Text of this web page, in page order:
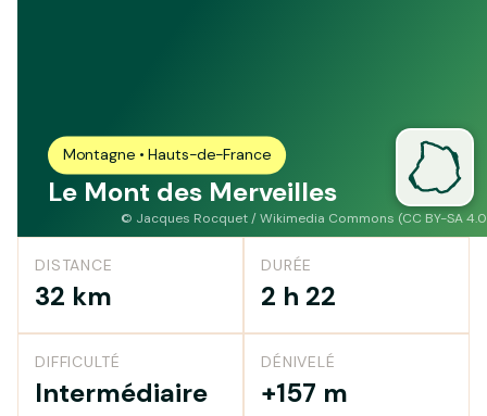
Montagne • Hauts-de-France
Le Mont des Merveilles
© Jacques Rocquet / Wikimedia Commons (CC BY-SA
DISTANCE
32 km
DURÉE
2 h 22
DIFFICULTÉ
Intermédiaire
DÉNIVELÉ
+157 m